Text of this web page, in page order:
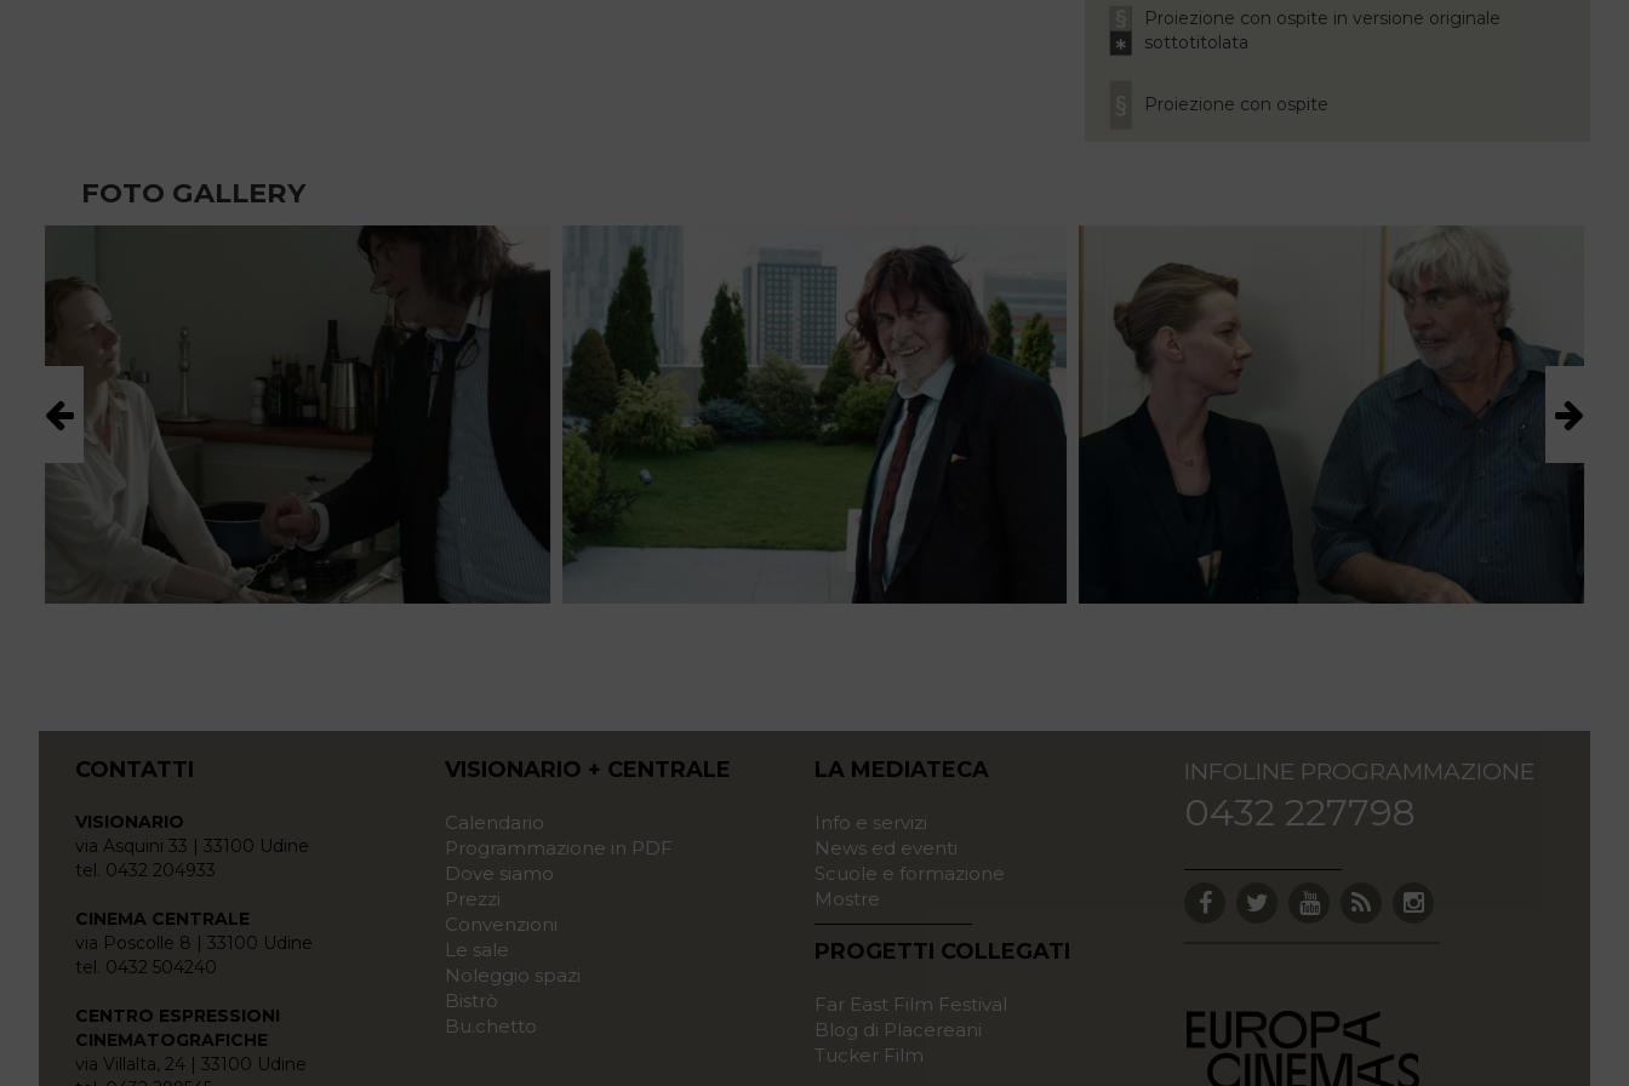
Proiezione con ospite in versione originale
sottotitolata
Proiezione con ospite
FOTO GALLERY
CONTATTI
VISIONARIO
via Asquini 33 | 33100 Udine
tel. 0432 204933
CINEMA CENTRALE
via Poscolle 8 | 33100 Udine
tel. 0432 504240
CENTRO ESPRESSIONI
CINEMATOGRAFICHE
via Villalta, 24 | 33100 Udine
VISIONARIO + CENTRALE
Calendario
Programmazione in PDF
Dove siamo
Prezzi
Convenzioni
Le sale
Noleggio spazi
Bistrò
Bu.chetto
LA MEDIATECA
Info e servizi
News ed eventi
Scuole e formazione
Mostre
PROGETTI COLLEGATI
Far East Film Festival
Blog di Placereani
Tucker Film
INFOLINE PROGRAMMAZIONE
0432 227798